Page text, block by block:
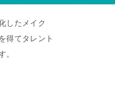
したメイク
得てタレント
。